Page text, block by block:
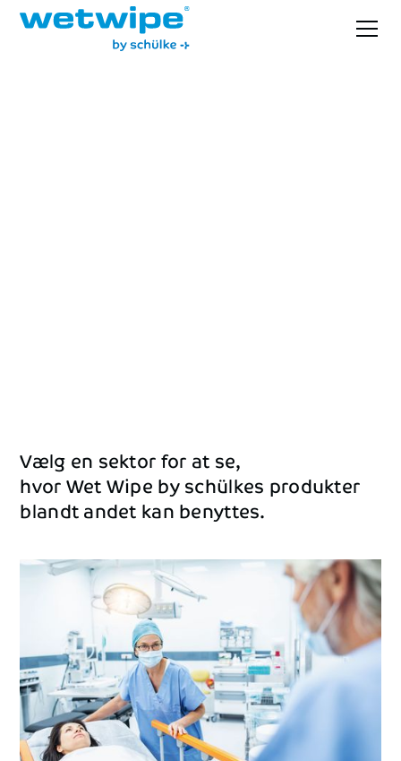
Vælgen sektorforatse,
hvorWetWipebyschülkes produkter
blandtandetkanbenyttes.